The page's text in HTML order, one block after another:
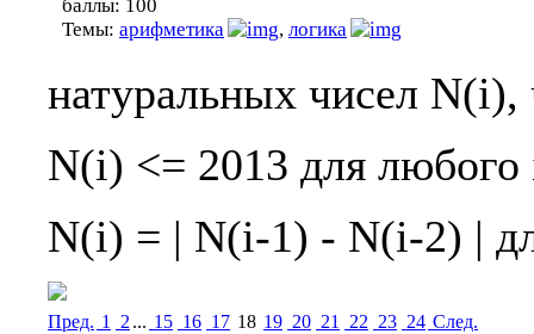
баллы: 100
Темы: арифметика , логика
натуральных чисел N(i),
N(i) <= 2013 для любого
N(i) = | N(i-1) - N(i-2) |
Пред. 1 2 ... 15 16 17 18 19 20 21 22 23 24 Cлед.